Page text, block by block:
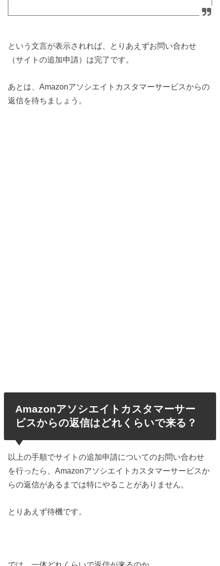
という文言が表示されれば、とりあえずお問い合わせ
（サイトの追加申請）は完了です。
あとは、Amazonアソシエイトカスタマーサービスからの
返信を待ちましょう。
Amazonアソシエイトカスタマーサー
ビスからの返信はどれくらいで来る？
以上の手順でサイトの追加申請についてのお問い合わせ
を行ったら、Amazonアソシエイトカスタマーサービスか
らの返信があるまでは特にやることがありません。
とりあえず待機です。